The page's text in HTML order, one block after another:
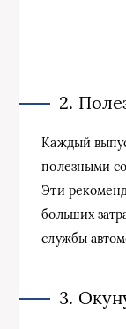
2.
Каждый
полезными
Эти
больших
службы
3.